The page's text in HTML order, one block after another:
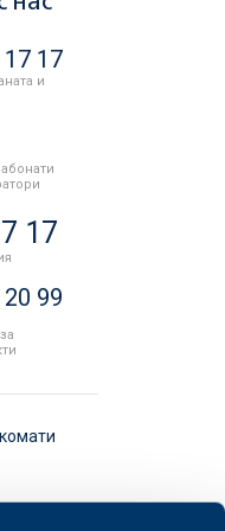
17
и
17
99